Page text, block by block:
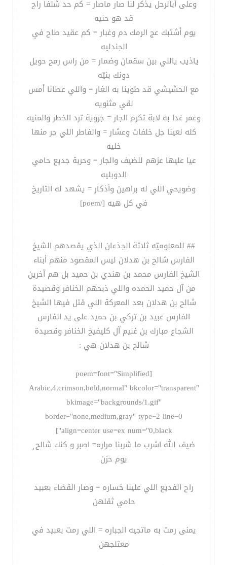
وعلى أبالرحل يذكر لنا صار ماصار = كم حد شلفا راح
قد هو حنيه
يوم أشتبك عج الرمك دم وغبار = كم عقيد طاح في
الجندليه
ياذيب ياللي بين سقمان وضمار = من راس رمح حويل
دونك بنيّه
مع الحشيشي قد طوينا به الغار = واللي عطانا أمس
لقي مثنويه
وعمر غدا به لابة تكرم الجار = جروية ترد الخطر والمنيه
كله لعينا جل خلفات وعشار = والفاطر اللي جر منها
خليه
عيا عليها عزهم للضيف والجار = وحربة جديع حامي
الدوبليه
وضويحي اللي له براهين وأذكار = يشهد له التاريخ
في كل هيه [/poem]
## للمعلوميّه ثلاثة الجذعان الذي يقصدهم الشيخ
الفارس شالح بن هدلان ليس المقصود منهم أبناء
الشيخ الفارس محمد بن هندي بن حميد بل هم آخرين
من آل حميد الحمده واللي ذبحهم الخنافر وقصيدة
شالح بن هدلان بعد المعركة اللي قتل فيها الشيخ
الفارس عبيد بن تركي بن حميد على يد الفارس
الشجاع مبارك بن غنيم آل كليفيخ الخنافر وقصيدة
شالح بن هدلان هي :
[poem=font="Simplified
Arabic,4,crimson,bold,normal" bkcolor="transparent"
bkimage="backgrounds/1.gif"
border="none,medium,gray" type=2 line=0
align=center use=ex num="0,black"]
ضيف الله اشرب ما شربنا مراره= اصبر و كنك شالح ٍ
يوم حزن
راح الفديع اللي علينا خساره = وصار القضاء بعبيد
حامي ثقلهن
يمنى رمت به ماتجيه الجباره = اللي رمت بعبيد في
معتلجهن